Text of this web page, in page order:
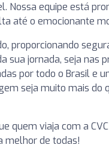
Nossa equipe está
até o emocionante
proporcionando
sua jornada, seja nas
por todo o Brasil e
seja muito mais do
quem viaja com a
melhor de todas!